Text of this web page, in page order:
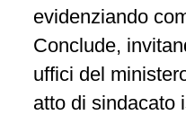
evidenziando
Conclude,
uffici del
atto di sindacato